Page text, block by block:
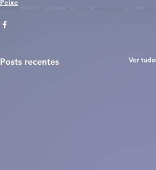
Peixe
Posts recentes Ver tudo